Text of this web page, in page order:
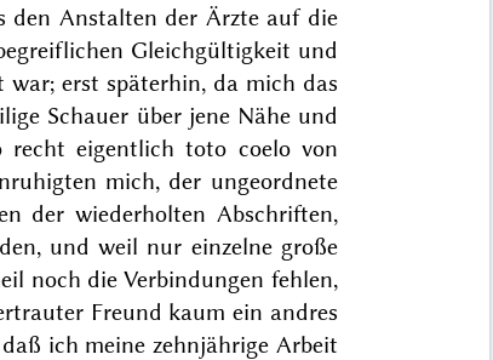
den Anstalten der Ärzte auf die
Gleichgültigkeit und
erst späterhin, da mich das
Schauer über jene Nähe und
recht eigentlichtoto coelovon
mich, der ungeordnete
der wiederholten Abschriften,
und weil nur einzelne große
noch die Verbindungen fehlen,
Freund kaum ein andres
ich meine zehnjährige Arbeit